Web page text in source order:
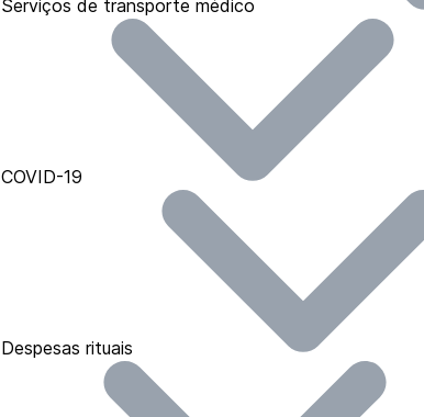
Serviços de transporte médico
COVID-19
Despesas rituais